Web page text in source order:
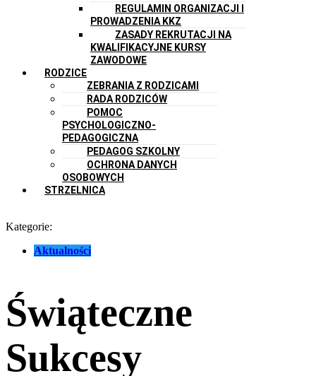
REGULAMIN ORGANIZACJI I
PROWADZENIA KKZ
ZASADY REKRUTACJI NA
KWALIFIKACYJNE KURSY
ZAWODOWE
RODZICE
ZEBRANIA Z RODZICAMI
RADA RODZICÓW
POMOC
PSYCHOLOGICZNO-
PEDAGOGICZNA
PEDAGOG SZKOLNY
OCHRONA DANYCH
OSOBOWYCH
STRZELNICA
Kategorie:
Aktualności
Świąteczne
Sukcesy